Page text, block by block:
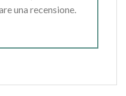
una recensione.